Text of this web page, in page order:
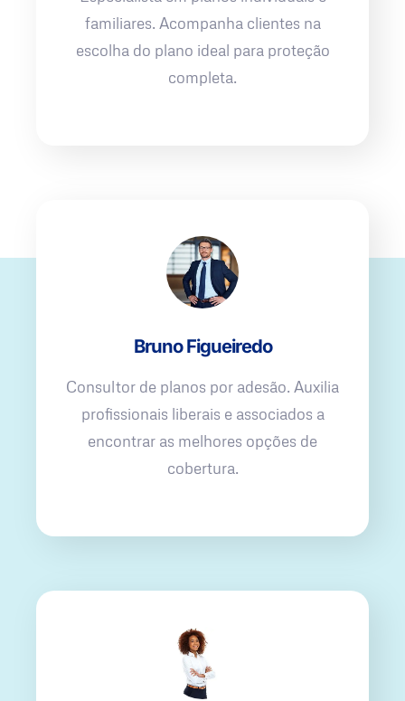
familiares. Acompanha clientes na
escolha do plano ideal para proteção
completa.
Bruno Figueiredo
Consultor de planos por adesão. Auxilia
profissionais liberais e associados a
encontrar as melhores opções de
cobertura.